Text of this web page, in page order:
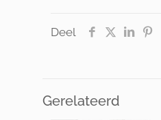
Deel
Gerelateerd